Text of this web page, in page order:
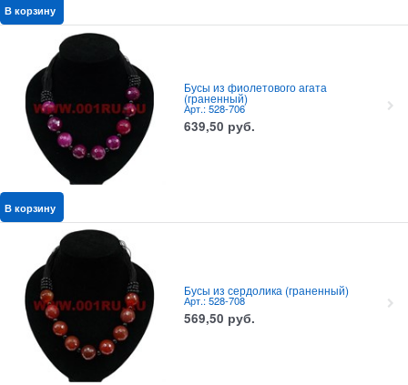
В корзину
Бусы из фиолетового агата
(граненный)
Арт.: 528-706
639,50 руб.
В корзину
Бусы из сердолика (граненный)
Арт.: 528-708
569,50 руб.